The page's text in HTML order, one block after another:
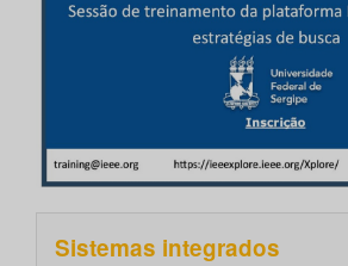
Sistemas integrados